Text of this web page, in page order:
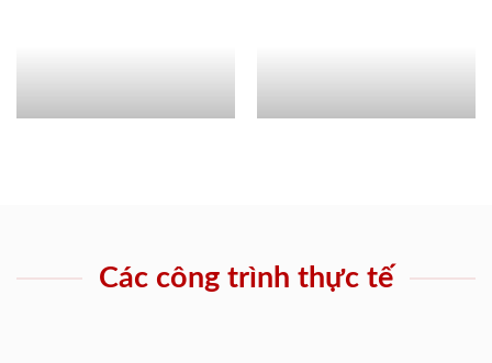
Các công trình thực tế